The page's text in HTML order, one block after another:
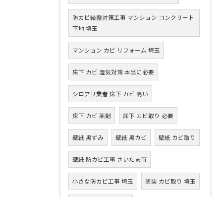
防カビ結露対策工事 マンション コンクリート
下地 埼玉
マンション カビ リフォーム 埼玉
床下 カビ 湿気対策 本当に必要
シロアリ業者 床下 カビ 高い
床下 カビ 薬剤 床下 カビ取り 必要
壁紙 黒ずみ 壁紙 黒カビ 壁紙 カビ取り
壁紙 防カビ工事 さいたま市
小さな防カビ工事 埼玉 塗装 カビ取り 埼玉